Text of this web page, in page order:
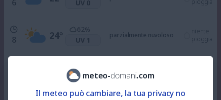
6 UV 0
pioggia
8 24°
62%
UV 1
parzialmente nuvoloso
niente
pioggia
UV 3
alquanto soleggiato
meteo-domani.com
Il meteo può cambiare, la tua privacy no